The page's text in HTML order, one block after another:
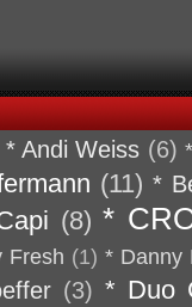
* Andi Weiss (6)
(11) *
(8) *
Fresh (1) * Danny
(3) * Duo